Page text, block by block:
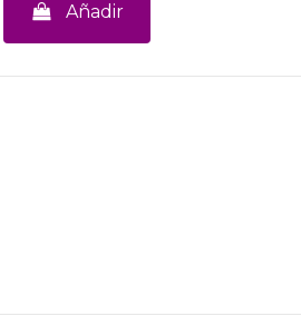
Añadir